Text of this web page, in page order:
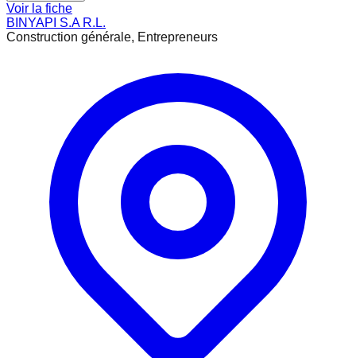
Voir la fiche
BINYAPI S.A R.L.
Construction générale, Entrepreneurs